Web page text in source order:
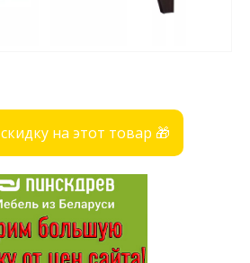
на этот товар 🎁